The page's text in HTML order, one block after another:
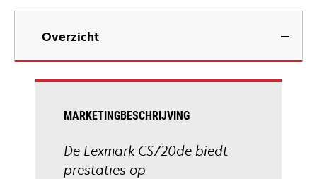
opens
new
Overzicht
MARKETINGBESCHRIJVING
De Lexmark CS720de biedt
prestaties op